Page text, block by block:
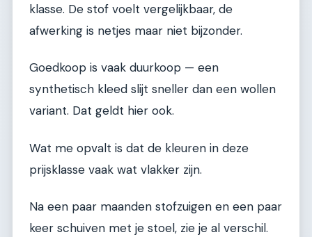
klasse. De stof voelt vergelijkbaar, de
afwerking is netjes maar niet bijzonder.
Goedkoop is vaak duurkoop — een
synthetisch kleed slijt sneller dan een wollen
variant. Dat geldt hier ook.
Wat me opvalt is dat de kleuren in deze
prijsklasse vaak wat vlakker zijn.
Na een paar maanden stofzuigen en een paar
keer schuiven met je stoel, zie je al verschil.